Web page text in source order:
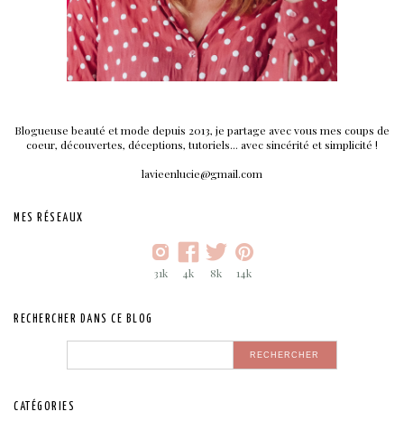
Blogueuse beauté et mode depuis 2013, je partage avec vous mes coups de
coeur, découvertes, déceptions, tutoriels... avec sincérité et simplicité !
lavieenlucie@gmail.com
MES RÉSEAUX
31k 4k 8k 14k
RECHERCHER DANS CE BLOG
CATÉGORIES